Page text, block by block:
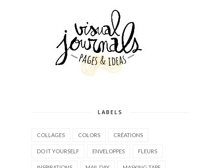
LABELS
COLLAGES COLORS CRÉATIONS
DO IT YOURSELF ENVELOPPES FLEURS